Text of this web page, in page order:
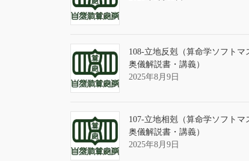
108-立地反剋（算命学ソフトマ
奥儀解説書・講義）
2025年8月9日
107-立地相剋（算命学ソフトマ
奥儀解説書・講義）
2025年8月9日